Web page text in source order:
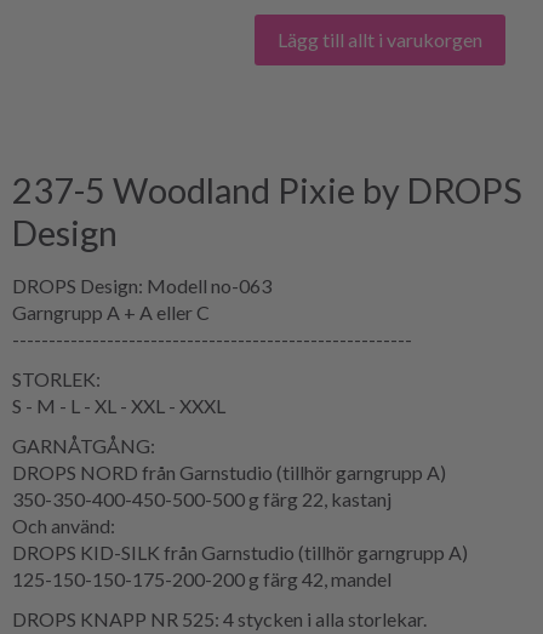
Lägg till allt i varukorgen
237-5 Woodland Pixie by DROPS
Design
DROPS Design: Modell no-063
Garngrupp A + A eller C
-------------------------------------------------------
STORLEK:
S - M - L - XL - XXL - XXXL
GARNÅTGÅNG:
DROPS NORD från Garnstudio (tillhör garngrupp A)
350-350-400-450-500-500 g färg 22, kastanj
Och använd:
DROPS KID-SILK från Garnstudio (tillhör garngrupp A)
125-150-150-175-200-200 g färg 42, mandel
DROPS KNAPP NR 525: 4 stycken i alla storlekar.